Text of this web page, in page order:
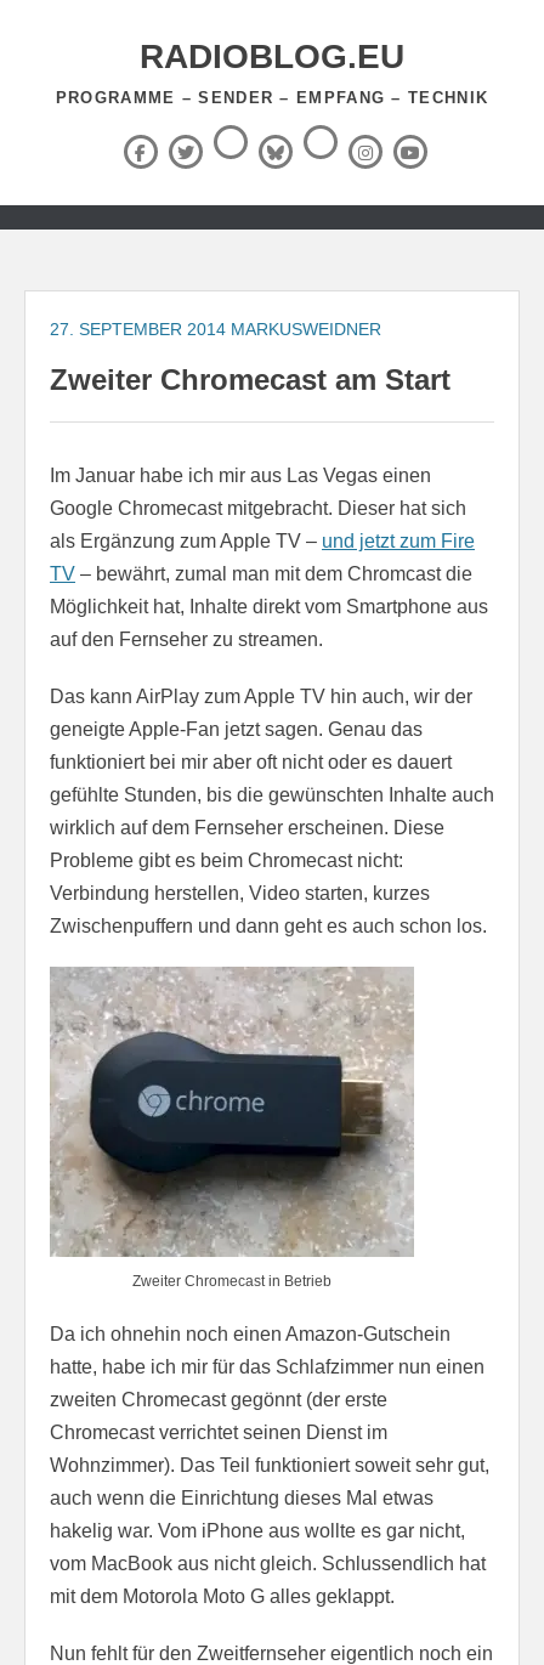
RADIOBLOG.EU
PROGRAMME – SENDER – EMPFANG – TECHNIK
Facebook
X
(Twitter)
ThreadsBlueSky
RSS-
Feed InstagramYouTube
Zum
springen
27. SEPTEMBER 2014 MARKUSWEIDNER
Zweiter Chromecast am Start
Im Januar habe ich mir aus Las Vegas einen
Google Chromecast mitgebracht. Dieser hat sich
als Ergänzung zum Apple TV – und jetzt zum Fire
TV – bewährt, zumal man mit dem Chromcast die
Möglichkeit hat, Inhalte direkt vom Smartphone aus
auf den Fernseher zu streamen.
Das kann AirPlay zum Apple TV hin auch, wir der
geneigte Apple-Fan jetzt sagen. Genau das
funktioniert bei mir aber oft nicht oder es dauert
gefühlte Stunden, bis die gewünschten Inhalte auch
wirklich auf dem Fernseher erscheinen. Diese
Probleme gibt es beim Chromecast nicht:
Verbindung herstellen, Video starten, kurzes
Zwischenpuffern und dann geht es auch schon los.
Zweiter Chromecast in Betrieb
Da ich ohnehin noch einen Amazon-Gutschein
hatte, habe ich mir für das Schlafzimmer nun einen
zweiten Chromecast gegönnt (der erste
Chromecast verrichtet seinen Dienst im
Wohnzimmer). Das Teil funktioniert soweit sehr gut,
auch wenn die Einrichtung dieses Mal etwas
hakelig war. Vom iPhone aus wollte es gar nicht,
vom MacBook aus nicht gleich. Schlussendlich hat
mit dem Motorola Moto G alles geklappt.
Nun fehlt für den Zweitfernseher eigentlich noch ein